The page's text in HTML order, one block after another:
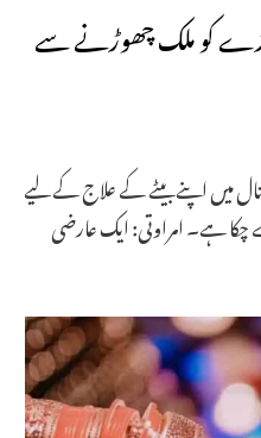
کو ملک چھوڑنے سے
میں اپنے بیٹے کے علاج کے لیے
ہے۔ امراوتی: ایک عارضی